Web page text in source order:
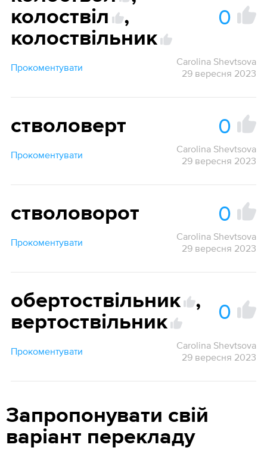
колоствіл
,
колоствільник
0
Прокоментувати
Carolina Shevtsova
29 вересня 2023
стволоверт 0
Прокоментувати
Carolina Shevtsova
29 вересня 2023
стволоворот 0
Прокоментувати
Carolina Shevtsova
29 вересня 2023
обертоствільник
,
вертоствільник
0
Прокоментувати
Carolina Shevtsova
29 вересня 2023
Запропонувати свій
варіант перекладу